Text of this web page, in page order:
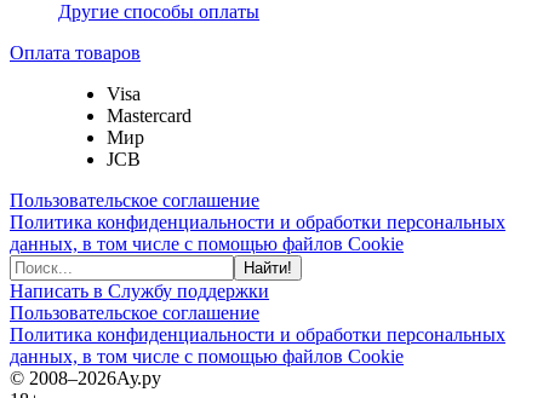
Другие способы оплаты
Оплата товаров
Visa
Mastercard
Мир
JCB
Пользовательское соглашение
Политика конфиденциальности и обработки персональных
данных, в том числе с помощью файлов Cookie
Найти!
Написать в Службу поддержки
Пользовательское соглашение
Политика конфиденциальности и обработки персональных
данных, в том числе с помощью файлов Cookie
© 2008–2026Ау.ру